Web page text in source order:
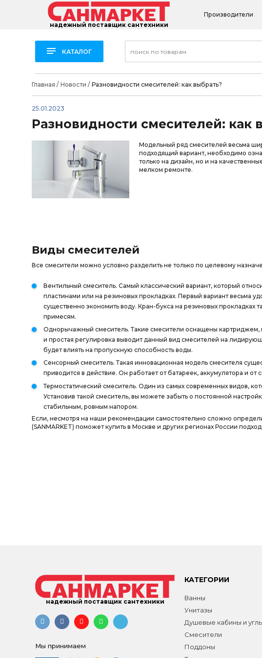
надежный поставщик сантехники
Производители
КАТАЛОГ
Главная / Новости / Разновидности смесителей: как выбрать?
25.01.2023
Разновидности смесителей: как
Модельный ряд смесителей весьма
подходящий вариант, необходимо
только на дизайн, но и на
мелком ремонте.
Виды смесителей
Все смесители можно условно разделить не только по целевому
Вентильный смеситель. Самый классический вариант, который
пластинами или на резиновых прокладках. Первый вариант весьма
существенно экономить воду. Кран-букса на резиновых
примесям.
Однорычажный смеситель. Такие смесители оснащены
и простая регулировка выводит данный вид смесителей на
будет влиять на пропускную способность воды.
Сенсорный смеситель. Такая инновационная модель смесителя
приводится в действие. Он работает от батареек, аккумулятора и
Термостатический смеситель. Один из самых современных видов,
Установив такой смеситель, вы можете забыть о постоянной
стабильным, ровным напором.
Если, несмотря на наши рекомендации самостоятельно сложно
(SANMARKET) поможет купить в Москве и других регионах России
надежный поставщик сантехники
Мы принимаем
КАТЕГОРИИ
Ванны
Унитазы
Душевые кабины и
Смесители
Поддоны